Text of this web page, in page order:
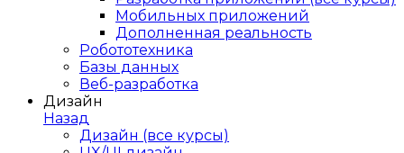
Мобильных приложений
Дополненная реальность
Робототехника
Базы данных
Веб-разработка
Дизайн
Назад
Дизайн (все курсы)